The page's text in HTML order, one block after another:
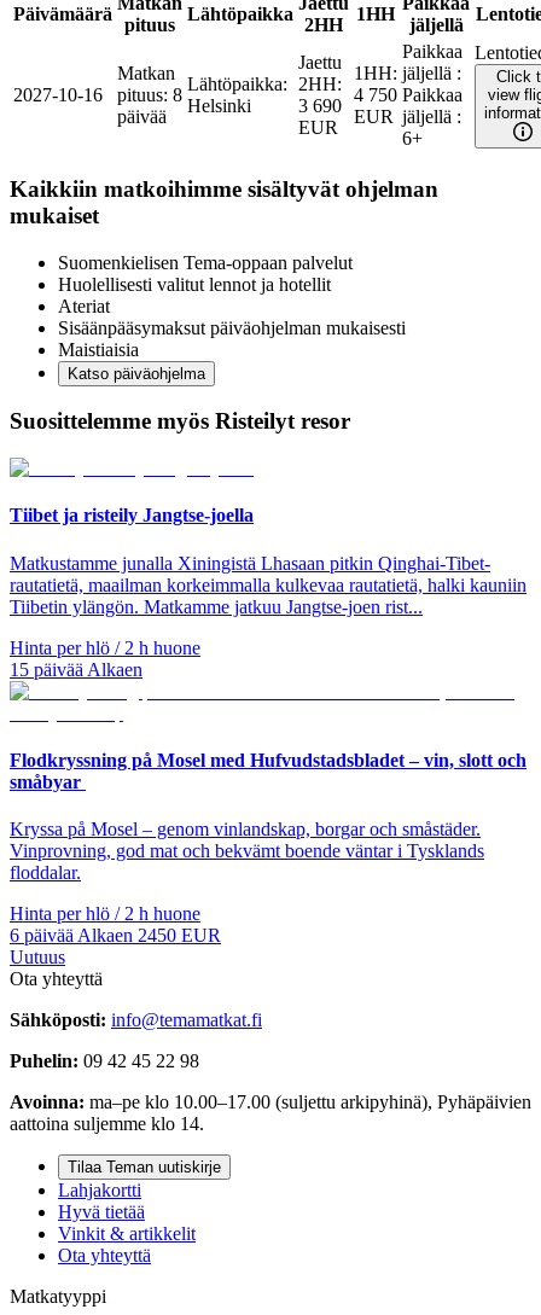
Päivämäärä
pituus
Lähtöpaikka
2HH
1HH
jäljellä
2027-10-16
Matkan
pituus: 8
päivää
Lähtöpaikka:
Helsinki
Jaettu
2HH:
3 690
EUR
1HH:
4 750
EUR
Paikkaa
jäljellä :
Paikkaa
jäljellä :
6+
Click
view
Kaikkiin matkoihimme sisältyvät ohjelman
mukaiset
Suomenkielisen Tema-oppaan palvelut
Huolellisesti valitut lennot ja hotellit
Ateriat
Sisäänpääsymaksut päiväohjelman mukaisesti
Maistiaisia
Katso päiväohjelma
Suosittelemme myös Risteilyt resor
Tiibet ja risteily Jangtse-joella
Matkustamme junalla Xiningistä Lhasaan pitkin Qinghai-Tibet-
rautatietä, maailman korkeimmalla kulkevaa rautatietä, halki kauniin
Tiibetin ylängön. Matkamme jatkuu Jangtse-joen rist...
Hinta per hlö / 2 h huone
15 päivää Alkaen
Flodkryssning på Mosel med Hufvudstadsbladet – vin, slott och
småbyar
Kryssa på Mosel – genom vinlandskap, borgar och småstäder.
Vinprovning, god mat och bekvämt boende väntar i Tysklands
floddalar.
Hinta per hlö / 2 h huone
6 päivää Alkaen 2450 EUR
Uutuus
Ota yhteyttä
Sähköposti: info@temamatkat.fi
Puhelin: 09 42 45 22 98
Avoinna: ma–pe klo 10.00–17.00 (suljettu arkipyhinä), Pyhäpäivien
aattoina suljemme klo 14.
Tilaa Teman uutiskirje
Lahjakortti
Hyvä tietää
Vinkit & artikkelit
Ota yhteyttä
Matkatyyppi